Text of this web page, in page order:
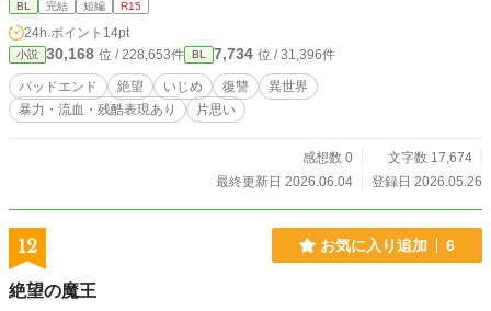
しかない世界に、まるで春の陽だまりのような体温と、対岸
に咲くヘリオトロープの甘い花の香りをもたらした。 彼は少
年に「もう大丈夫だ」と告げ、「シノア」という新しい名前
を与える。 少年はローランの温もりに抗えなかった。 本当の
名前（東岸の言葉で美しい紫の花を意味する名前）を告げる
分の「本当の名前」と死んだ同胞たちが、冷たい川に流され
ていく——。 過剰記憶を持つ少年は、この瞬間を一生忘れな
ドが苦手な方はお読みにならないようにお願いいたします。
カクヨム、Caitaなどにも載せています。
BL 完結 短編 R15
24h.ポイント 14pt
小説 30,168 位 / 228,653件 BL 7,734 位 / 31,396件
バッドエンド 絶望 いじめ 復讐
異世界
暴力・流血・残酷表現あり
片思い
感想数 0
文字数 17,674
最終更新日 2026.06.04
登録日 2026.05.26
12 お気に入り追加 6
絶望の魔王